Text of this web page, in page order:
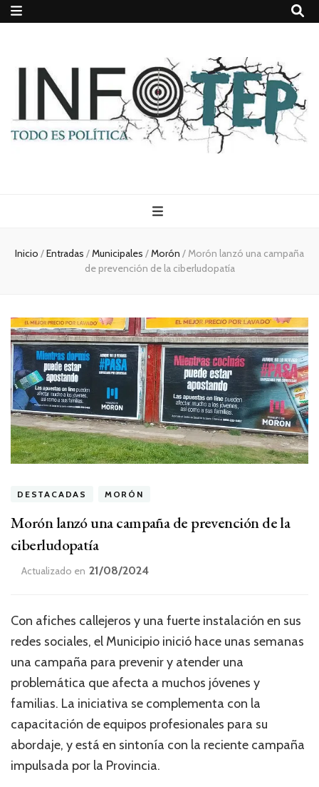
Todo es
(rosca)
política
Inicio /Entradas /Municipales /Morón /Morón lanzó una campaña
de prevención de la ciberludopatía
DESTACADAS MORÓN
Morón lanzó una campaña de prevención de la
ciberludopatía
Actualizado en 21/08/2024
Con afiches callejeros y una fuerte instalación en sus
redes sociales, el Municipio inició hace unas semanas
una campaña para prevenir y atender una
problemática que afecta a muchos jóvenes y
familias. La iniciativa se complementa con la
capacitación de equipos profesionales para su
abordaje, y está en sintonía con la reciente campaña
impulsada por la Provincia.